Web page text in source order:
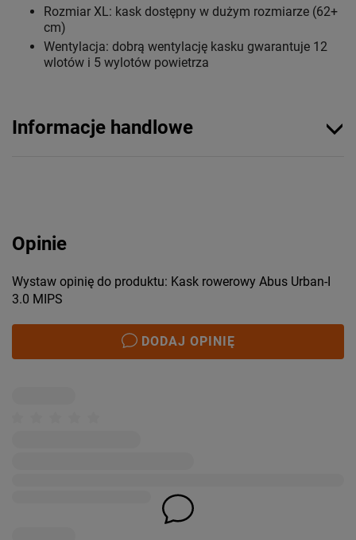
Rozmiar XL: kask dostępny w dużym rozmiarze (62+
cm)
Wentylacja: dobrą wentylację kasku gwarantuje 12
wlotów i 5 wylotów powietrza
Informacje handlowe
Opinie
Wystaw opinię do produktu: Kask rowerowy Abus Urban-I
3.0 MIPS
DODAJ OPINIĘ